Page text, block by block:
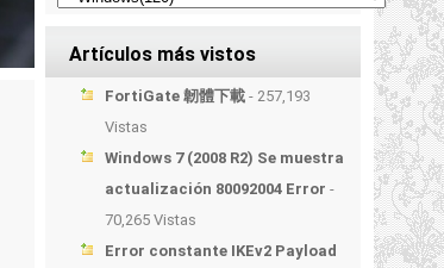
Artículos más vistos
FortiGate 韌體下載 - 257,193
Vistas
Windows 7 (2008 R2) Se muestra
actualización 80092004 Error -
70,265 Vistas
Error constante IKEv2 Payload